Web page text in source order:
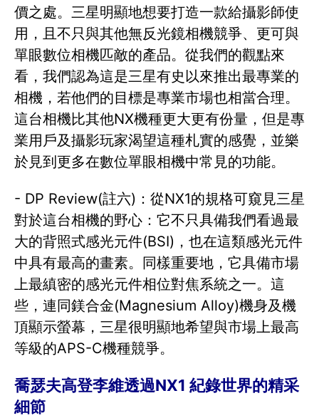
價之處。三星明顯地想要打造一款給攝影師使
用，且不只與其他無反光鏡相機競爭、更可與
單眼數位相機匹敵的產品。從我們的觀點來
看，我們認為這是三星有史以來推出最專業的
相機，若他們的目標是專業市場也相當合理。
這台相機比其他NX機種更大更有份量，但是專
業用戶及攝影玩家渴望這種札實的感覺，並樂
於見到更多在數位單眼相機中常見的功能。
- DP Review(註六)：從NX1的規格可窺見三星
對於這台相機的野心：它不只具備我們看過最
大的背照式感光元件(BSI)，也在這類感光元件
中具有最高的畫素。同樣重要地，它具備市場
上最縝密的感光元件相位對焦系統之一。這
些，連同鎂合金(Magnesium Alloy)機身及機
頂顯示螢幕，三星很明顯地希望與市場上最高
等級的APS-C機種競爭。
喬瑟夫高登李維透過NX1 紀錄世界的精采
細節